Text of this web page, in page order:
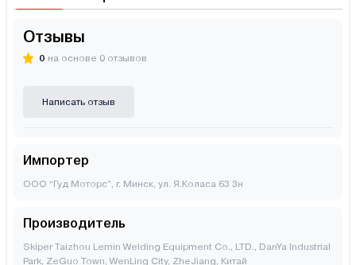
Отзывы
0 на основе 0 отзывов
Написать отзыв
Импортер
ООО “Гуд Моторс”, г. Минск, ул. Я.Коласа 63 3н
Производитель
Skiper Taizhou Lemin Welding Equipment Co., LTD., DanYa Industrial
Park, ZeGuo Town, WenLing City, ZheJiang, Китай